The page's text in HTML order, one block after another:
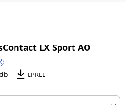
LX Sport AO
EPREL